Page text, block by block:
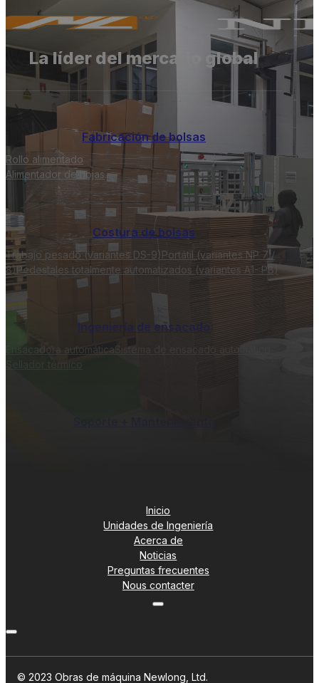
La líder del mercado global
Fabricación de bolsas
Rollo alimentado
Alimentador de hojas
Costura de bolsas
Trabajo pesado (variantes DS-9)Portátil (variantes NP 7 /
8)Pedestales totalmente automatizados (variantes A1- PB)
Ingeniería de ensacado
Ensacadora automáticaSistema de ensacado automático
Inicio
Unidades de Ingeniería
Acerca de
Noticias
Preguntas frecuentes
Nous contacter
© 2023 Obras de máquina Newlong, Ltd.